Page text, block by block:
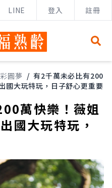
LINE 登入 註冊
圓夢 / 有2千萬未必比有200
國大玩特玩，日子舒心更重要
萬快樂！薇姐
國大玩特玩，